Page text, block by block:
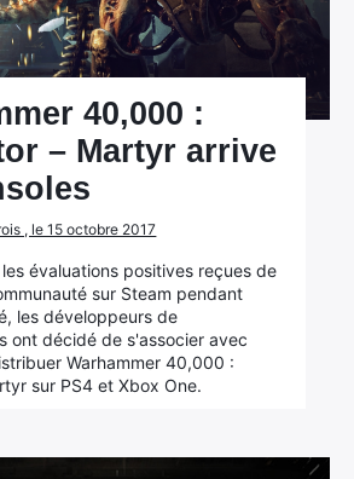
40,000 :
– Martyr arrive
, le 15 octobre 2017
évaluations positives reçues de
sur Steam pendant
les développeurs de
ont décidé de s'associer avec
Warhammer 40,000 :
sur PS4 et Xbox One.